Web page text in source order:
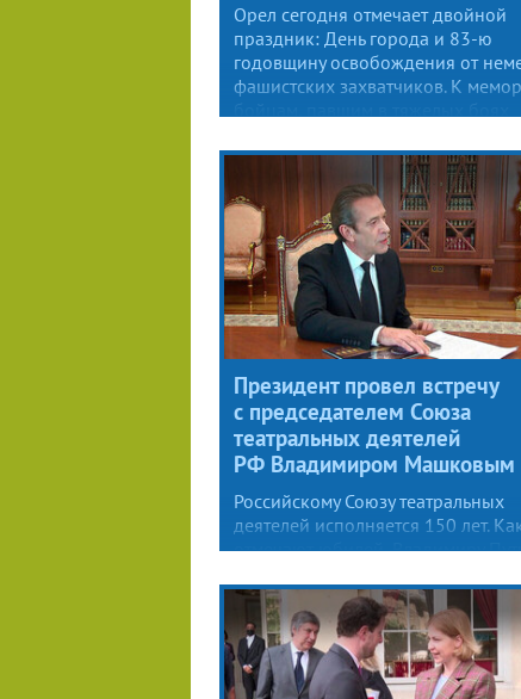
Орел сегодня отмечает двойной
праздник: День города и 83-ю
годовщину освобождения от
фашистских захватчиков. К
сегодня возлагали цветы.
Президент провел встречу
с председателем Союза
театральных деятелей
РФ Владимиром Машковым
Российскому Союзу театральных
деятелей исполняется 150 лет.
отмечают юбилей, Владимиру
народный артист Владимир